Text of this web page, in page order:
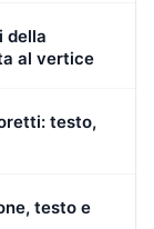
della
al vertice
testo,
testo e